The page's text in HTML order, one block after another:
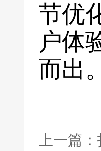
节优
户体
而出。
上一篇